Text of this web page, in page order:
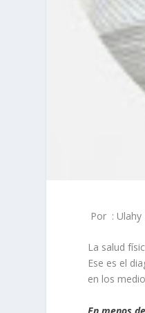
Por : Ulahy
La salud
Ese es el
en los
En menos